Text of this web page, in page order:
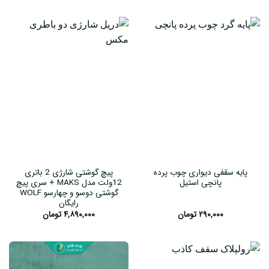
پایه سقفی دیواری چوب پرده
پانچی استیل
۲۹۰,۰۰۰ تومان
پیچ گوشتی شارژی 2 باتری
12ولت مدل MAKS + سری پیچ
گوشتی دوسو و چهارسو WOLF
رایگان
۴,۸۹۰,۰۰۰تومان